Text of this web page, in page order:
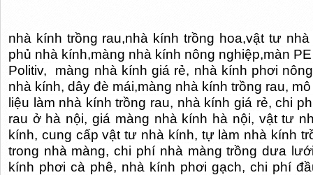
nhà kính trồng rau,nhà kính trồng hoa,vật tư
phủ nhà kính,màng nhà kính nông nghiệp,màn
Politiv,
màng nhà kính giá rẻ, nhà kính phơi
nhà kính, dây đè mái,màng nhà kính trồng rau,
liệu làm nhà kính trồng rau, nhà kính giá rẻ, chi
rau ở hà nội, giá màng nhà kính hà nội, vật tư
kính, cung cấp vật tư nhà kính, tự làm nhà kính
trong nhà màng, chi phí nhà màng trồng dưa
kính phơi cà phê, nhà kính phơi gạch, chi phí